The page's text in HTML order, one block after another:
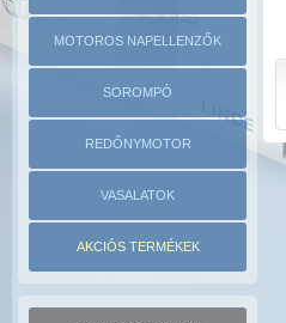
MOTOROS NAPELLENZŐK
SOROMPÓ
REDŐNYMOTOR
VASALATOK
AKCIÓS TERMÉKEK